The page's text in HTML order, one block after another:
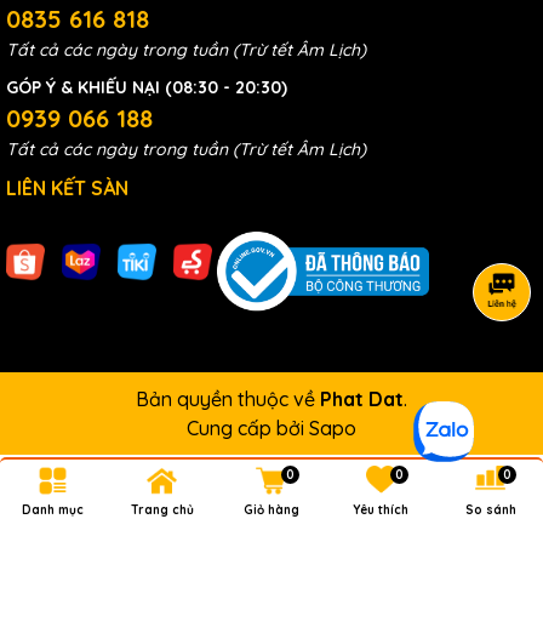
0835 616 818
Tất cả các ngày trong tuần (Trừ tết Âm Lịch)
GÓP Ý & KHIẾU NẠI (08:30 - 20:30)
0939 066 188
Tất cả các ngày trong tuần (Trừ tết Âm Lịch)
LIÊN KẾT SÀN
Bản quyền thuộc về Phat Dat.
Cung cấp bởi Sapo
Danh mục Trang chủ Giỏ hàng
0
Yêu thích
0
So sánh
0